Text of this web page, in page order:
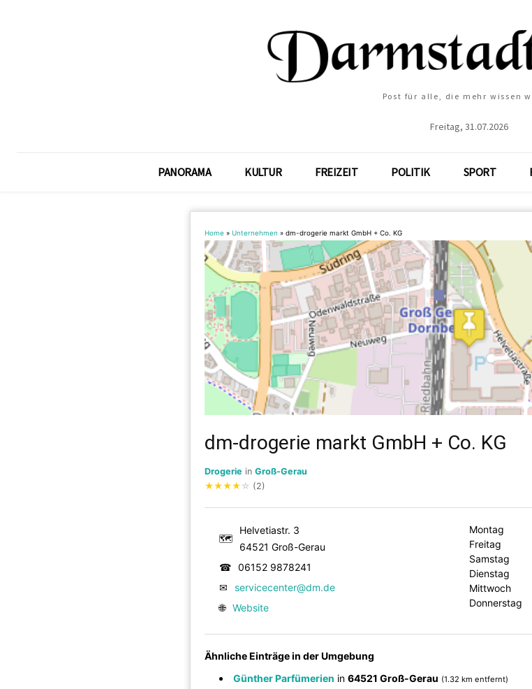
Post für alle, die mehr wissen
Freitag, 31.07.2026
PANORAMA KULTUR FREIZEIT POLITIK SPORT
Home » Unternehmen » dm-drogerie markt GmbH + Co. KG
dm-drogerie markt GmbH + Co. KG
Drogerie in Groß-Gerau
★★★★ ☆ (2)
🗺
Helvetiastr. 3
64521 Groß-Gerau
☎ 06152 9878241
✉
servicecenter@dm.de
🌐 Website
Montag
Freitag
Samstag
Dienstag
Mittwoch
Donnerstag
Ähnliche Einträge in der Umgebung
Günther Parfümerien in 64521 Groß-Gerau (1.32 km entfernt)